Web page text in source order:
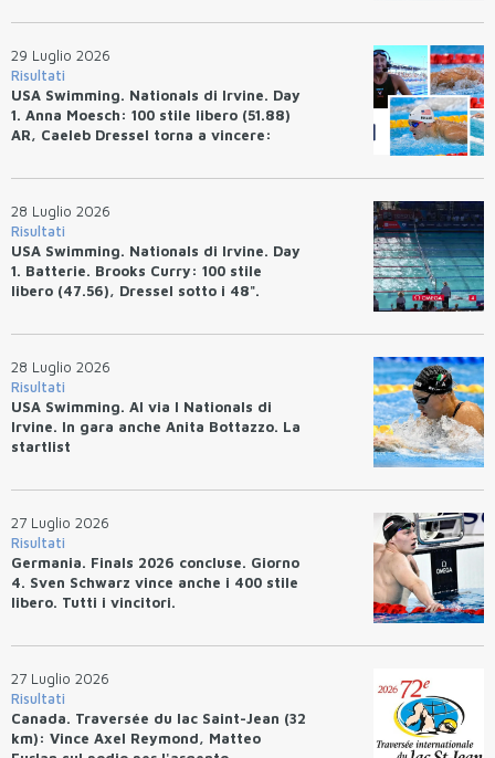
29 Luglio 2026
Risultati
USA Swimming. Nationals di Irvine. Day
1. Anna Moesch: 100 stile libero (51.88)
AR, Caeleb Dressel torna a vincere:
28 Luglio 2026
Risultati
USA Swimming. Nationals di Irvine. Day
1. Batterie. Brooks Curry: 100 stile
libero (47.56), Dressel sotto i 48".
28 Luglio 2026
Risultati
USA Swimming. Al via I Nationals di
Irvine. In gara anche Anita Bottazzo. La
startlist
27 Luglio 2026
Risultati
Germania. Finals 2026 concluse. Giorno
4. Sven Schwarz vince anche i 400 stile
libero. Tutti i vincitori.
27 Luglio 2026
Risultati
Canada. Traversée du lac Saint-Jean (32
km): Vince Axel Reymond, Matteo